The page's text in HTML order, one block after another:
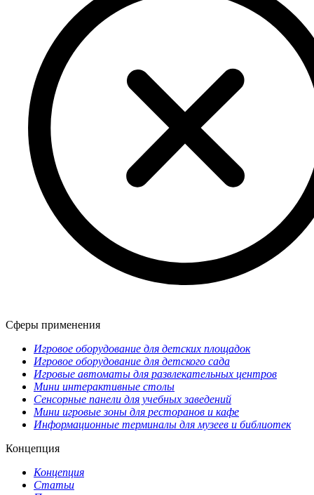
Сферы применения
Игровое оборудование для детских площадок
Игровое оборудование для детского сада
Игровые автоматы для развлекательных центров
Мини интерактивные столы
Сенсорные панели для учебных заведений
Мини игровые зоны для ресторанов и кафе
Информационные терминалы для музеев и библиотек
Концепция
Концепция
Статьи